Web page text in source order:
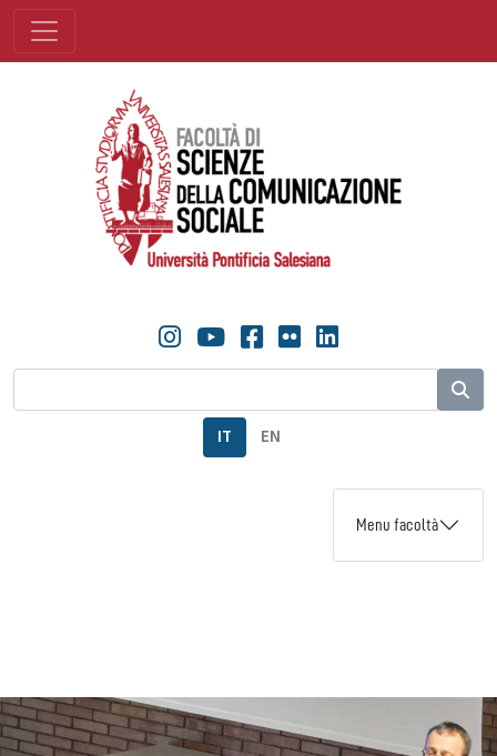
IT EN
Menu facoltà